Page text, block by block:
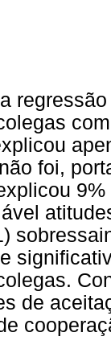
foi,
de